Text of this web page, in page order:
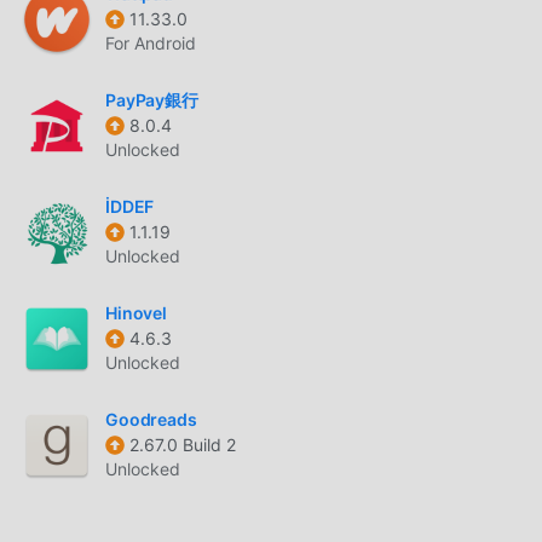
Hamm 2.3, вы можете легко использовать все функции,
и это совершенно бесплатно! Кроме того, moddroid
обмениваться опытом друг с другом, делиться
счастьем, с которым они сталкиваются в приложении,
УНИКАЛЬНЫЙ МОД
moddroid не только предоставляет оригинальный Allee-
прикрепляет версию мода, предоставляя вам
бесплатные функции Free, вы можете испытать Allee-
полной функциональностью. Более того, все моды
были проверены moddroid вручную, это на 100%
бесплатно и доступно. Теперь вам нужно только
11.33.0
For Android
PayPay銀行
8.0.4
Unlocked
İDDEF
1.1.19
Unlocked
Hinovel
4.6.3
Unlocked
Goodreads
2.67.0 Build 2
Unlocked